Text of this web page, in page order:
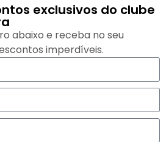
exclusivos do clube
abaixo e receba no seu
imperdíveis.